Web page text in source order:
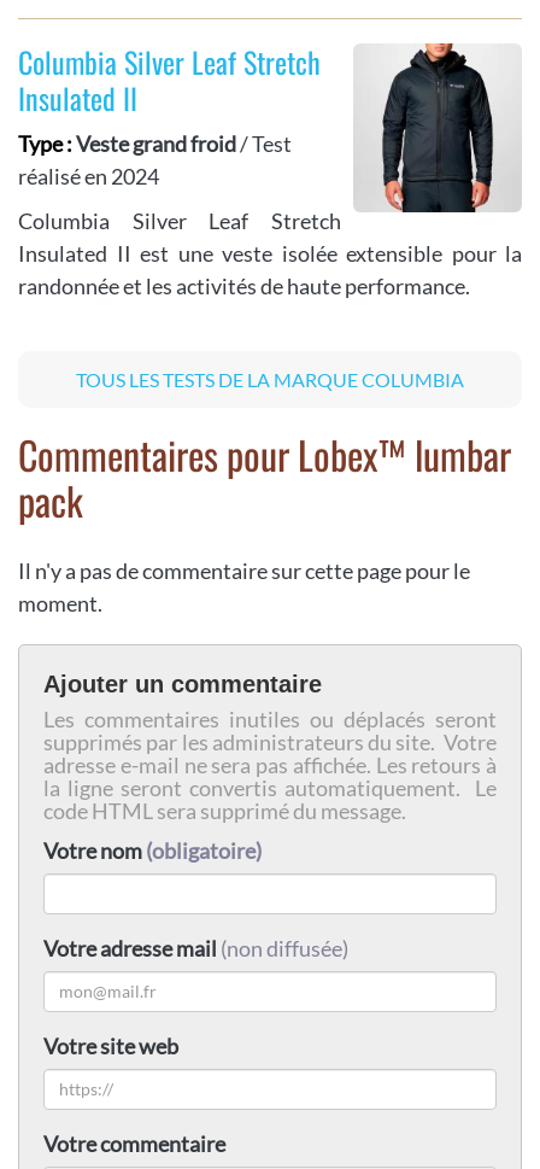
Columbia Silver Leaf Stretch
Insulated II
Type :Veste grand froid/ Test
réalisé en 2024
Columbia Silver Leaf Stretch
Insulated II est une veste isolée extensible pour la
randonnée et les activités de haute performance.
TOUS LES TESTS DE LA MARQUE COLUMBIA
Commentaires pour Lobex™ lumbar
pack
Il n'y a pas de commentaire sur cette page pour le
moment.
Ajouter un commentaire
Les commentaires inutiles ou déplacés seront
supprimés par les administrateurs du site. Votre
adresse e-mail ne sera pas affichée. Les retours à
la ligne seront convertis automatiquement. Le
code HTML sera supprimé du message.
Votre nom(obligatoire)
Votre adresse mail (non diffusée)
Votre site web
Votre commentaire